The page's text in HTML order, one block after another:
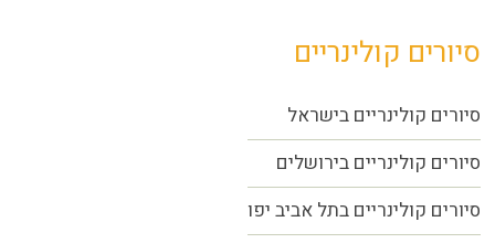
סיורים קולינריים
סיורים קולינריים בישראל
סיורים קולינריים בירושלים
סיורים קולינריים בתל אביב יפו